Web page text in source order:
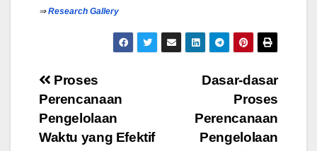
⇒Research Gallery
Post
navigation
Dasar-dasar
Proses
Perencanaan
Pengelolaan
Proses
Perencanaan
Pengelolaan
Waktu yang Efektif